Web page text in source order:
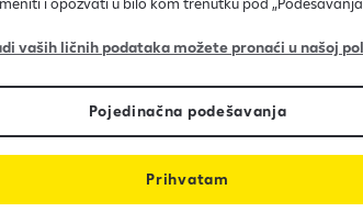
vaših ličnih podataka možete pronaći u našoj
Pojedinačna podešavanja
Prihvatam